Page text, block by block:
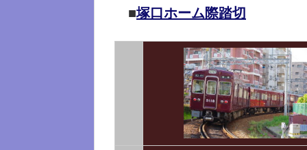
■塚口ホーム際踏切